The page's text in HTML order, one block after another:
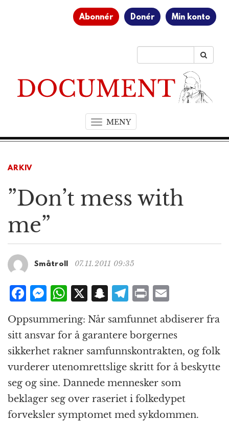
Abonnér Donér Min konto
MENYT
o
a
t
n
ARKIV
”Don’t mess with
me”
Småtroll 07.11.2011 09:35
F
c
e
b
o
o
k
M
ss
e
n
g
e
r
W
h
at
s
A
p
p
X S
a
p
c
h
at
T
el
e
g
r
a
m
P
n
t
m
ai
l
Oppsummering: Når samfunnet abdiserer fra
sitt ansvar for å garantere borgernes
sikkerhet rakner samfunnskontrakten, og folk
vurderer utenomrettslige skritt for å beskytte
seg og sine. Dannede mennesker som
beklager seg over raseriet i folkedypet
forveksler symptomet med sykdommen.